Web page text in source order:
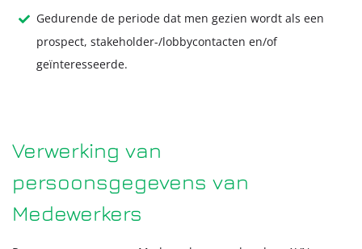
Gedurende de periode dat men gezien wordt als een
prospect, stakeholder-/lobbycontacten en/of
geïnteresseerde.
Verwerking van
persoonsgegevens van
Medewerkers